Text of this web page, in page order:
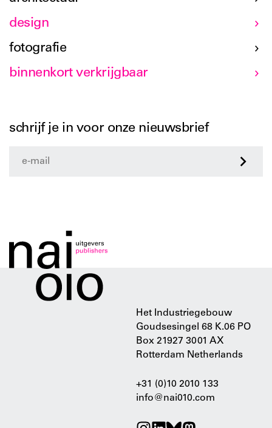
design
fotografie
binnenkort verkrijgbaar
schrijf je in voor onze nieuwsbrief
Het Industriegebouw
Goudsesingel 68 K.06 PO
Box 21927 3001 AX
Rotterdam Netherlands
+31 (0)10 2010 133
info@nai010.com